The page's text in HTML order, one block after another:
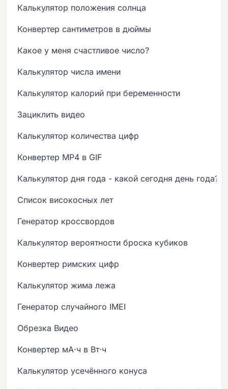
Калькулятор положения солнца
Конвертер сантиметров в дюймы
Какое у меня счастливое число?
Калькулятор числа имени
Калькулятор калорий при беременности
Зациклить видео
Калькулятор количества цифр
Конвертер MP4 в GIF
Калькулятор дня года - какой сегодня день года?
Список високосных лет
Генератор кроссвордов
Калькулятор вероятности броска кубиков
Конвертер римских цифр
Калькулятор жима лежа
Генератор случайного IMEI
Обрезка Видео
Конвертер мА·ч в Вт·ч
Калькулятор усечённого конуса